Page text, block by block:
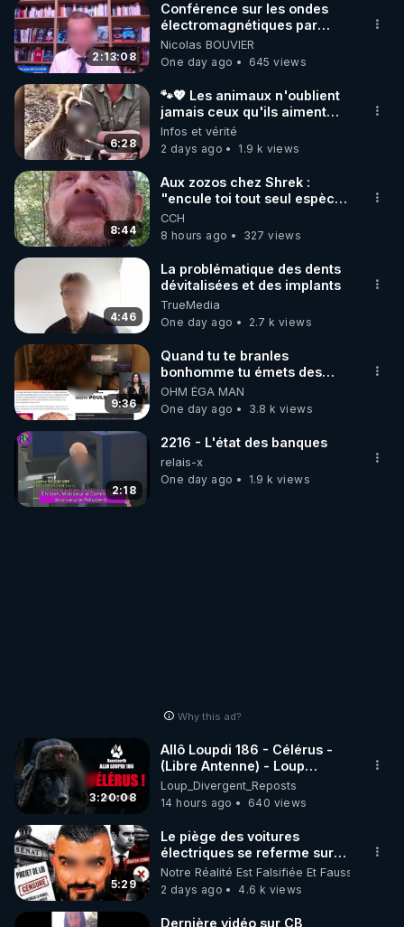
2:13:08
Conférence sur les ondes
électromagnétiques par
Grégoire Caustru et Bart de
Wever !
Nicolas BOUVIER
One day ago
645 views
6:28
🐾💖 Les animaux n'oublient
jamais ceux qu'ils aiment…
🥹❤️
Infos et vérité
2 days ago
1.9 k views
8:44
Aux zozos chez Shrek :
"encule toi tout seul espèce
de mal polish"
CCH
8 hours ago
327 views
4:46
La problématique des dents
dévitalisées et des implants
TrueMedia
One day ago
2.7 k views
9:36
Quand tu te branles
bonhomme tu émets des
ondes ils ont juste omis de
t'expliquer
OHM ÉGA MAN
One day ago
3.8 k views
2:18
2216 - L'état des banques
relais-x
One day ago
1.9 k views
Why this ad?
3:20:08
Allô Loupdi 186 - Célérus -
(Libre Antenne) - Loup
Divergent 2026.08.06
Loup_Divergent_Reposts
14 hours ago
640 views
5:29
Le piège des voitures
électriques se referme sur
les usagers !
Notre Réalité Est Falsifiée Et Fausse
2 days ago
4.6 k views
Dernière vidéo sur CB